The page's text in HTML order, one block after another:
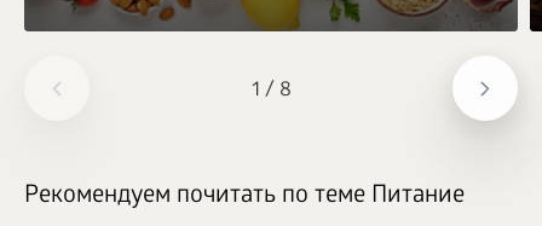
1 / 8
Рекомендуем почитать по теме Питание